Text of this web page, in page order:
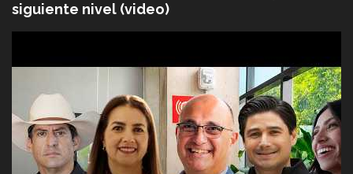
siguiente nivel (video)